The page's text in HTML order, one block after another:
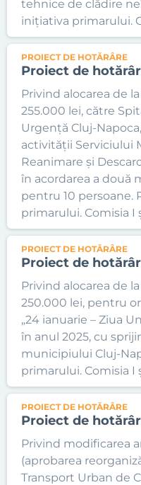
tehnice de clădire
inițiativa primarului.
PROIECT DE HOTĂRÂRE
Proiect de
Privind alocarea de
255.000 lei, către
Urgență Cluj-
activității Serviciului
Reanimare și
în acordarea a două
pentru 10 persoane.
primarului. Comisia I
PROIECT DE HOTĂRÂRE
Proiect de
Privind alocarea de
250.000 lei, pentru
„24 ianuarie – Ziua
în anul 2025, cu
municipiului Cluj-
primarului. Comisia I
PROIECT DE HOTĂRÂRE
Proiect de
Privind modificarea
(aprobarea
Transport Urban de